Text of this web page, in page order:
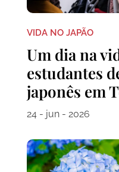
VIDA NO JAPÃO
Um dia na
estudantes
japonês em
24 - jun - 2026